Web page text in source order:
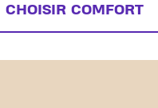
CHOISIR COMFORT